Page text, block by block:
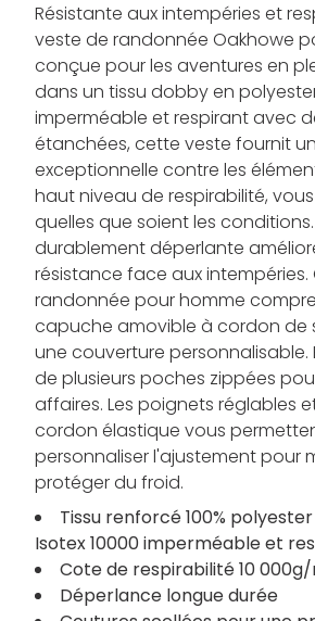
Résistante aux intempéries et
veste de randonnée Oakhowe
conçue pour les aventures en
dans un tissu dobby en
imperméable et respirant avec
étanchées, cette veste fournit
exceptionnelle contre les
haut niveau de respirabilité,
quelles que soient les
durablement déperlante
résistance face aux
randonnée pour homme
capuche amovible à cordon de
une couverture personnalisable.
de plusieurs poches zippées
affaires. Les poignets réglables
cordon élastique vous
personnaliser l'ajustement pour
protéger du froid.
Tissu renforcé 100%
Isotex 10000 imperméable et
Cote de respirabilité 10
Déperlance longue durée